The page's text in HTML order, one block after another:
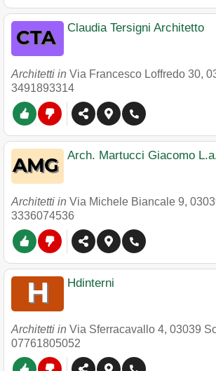
Claudia Tersigni Architetto
Architetti in Via Francesco Loffredo 30,
3491893314
Arch. Martucci Giacomo
Architetti in Via Michele Biancale 9,
3336074536
Hdinterni
Architetti in Via Sferracavallo 4, 03039
07761805052